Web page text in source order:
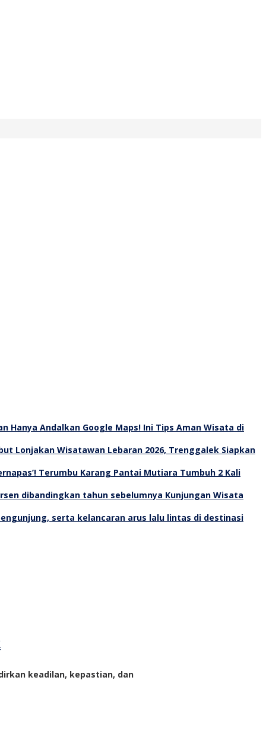
Hanya Andalkan Google Maps! Ini Tips Aman Wisata di
Lonjakan Wisatawan Lebaran 2026, Trenggalek Siapkan
Terumbu Karang Pantai Mutiara Tumbuh 2 Kali
Kunjungan Wisata
keadilan, kepastian, dan